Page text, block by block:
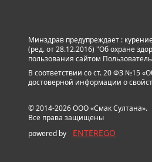
Минздрав предупреждает :
(ред. от 28.12.2016) "Об охране
пользования сайтом
В соответствии со ст. 20 ФЗ №15
достоверной информации о
© 2014-2026 ООО «Смак Султана».
Все права защищены
powered by
ENTEREGO